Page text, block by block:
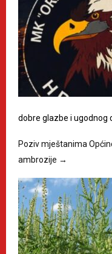
dobre glazbe i ugodnog
Poziv mještanima
ambrozije →